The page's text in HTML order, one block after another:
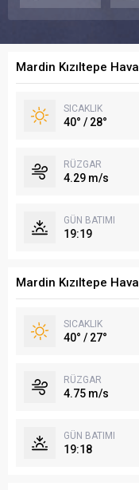
Mardin Kızıltepe
SICAKLIK
40° / 28°
RÜZGAR
4.29 m/s
GÜN BATIMI
19:19
Mardin Kızıltepe
SICAKLIK
40° / 27°
RÜZGAR
4.75 m/s
GÜN BATIMI
19:18